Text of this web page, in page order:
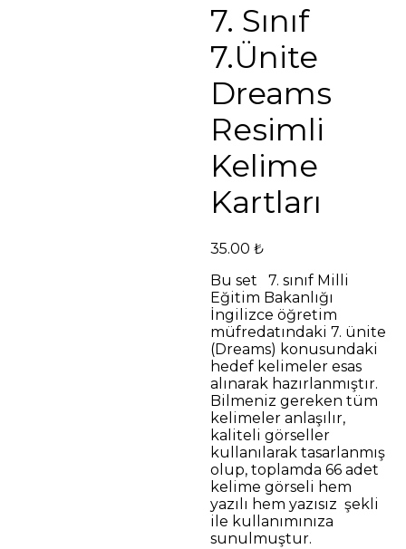
7. Sınıf
7.Ünite
Dreams
Resimli
Kelime
Kartları
35.00₺
Bu set 7. sınıf Milli
Eğitim Bakanlığı
İngilizce öğretim
müfredatındaki 7. ünite
(Dreams) konusundaki
hedef kelimeler esas
alınarak hazırlanmıştır.
Bilmeniz gereken tüm
kelimeler anlaşılır,
kaliteli görseller
kullanılarak tasarlanmış
olup, toplamda 66 adet
kelime görseli hem
yazılı hem yazısız şekli
ile kullanımınıza
sunulmuştur.